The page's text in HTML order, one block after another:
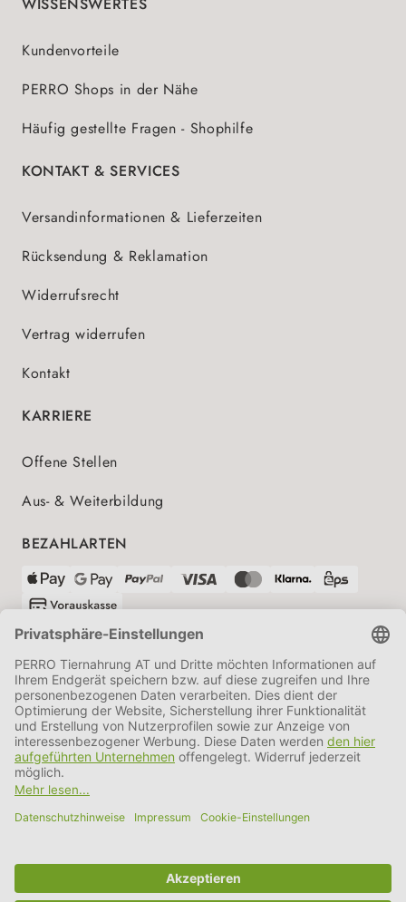
WISSENSWERTES
Kundenvorteile
PERRO Shops in der Nähe
Häufig gestellte Fragen - Shophilfe
KONTAKT & SERVICES
Versandinformationen & Lieferzeiten
Rücksendung & Reklamation
Widerrufsrecht
Vertrag widerrufen
Kontakt
KARRIERE
Offene Stellen
Aus- & Weiterbildung
BEZAHLARTEN
VERSANDPARTNER